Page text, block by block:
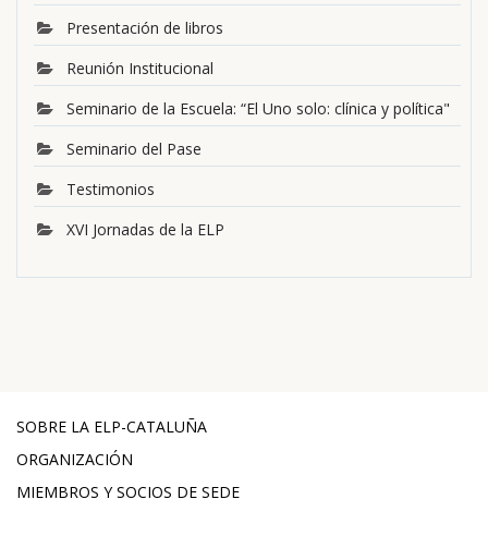
Presentación de libros
Reunión Institucional
Seminario de la Escuela: “El Uno solo: clínica y política"
Seminario del Pase
Testimonios
XVI Jornadas de la ELP
SOBRE LA ELP-CATALUÑA
ORGANIZACIÓN
MIEMBROS Y SOCIOS DE SEDE